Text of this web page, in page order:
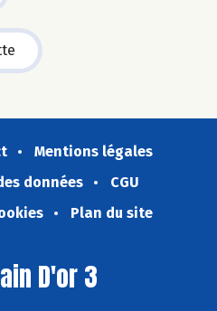
Mentions légales
données
CGU
Plan du site
D'or 3